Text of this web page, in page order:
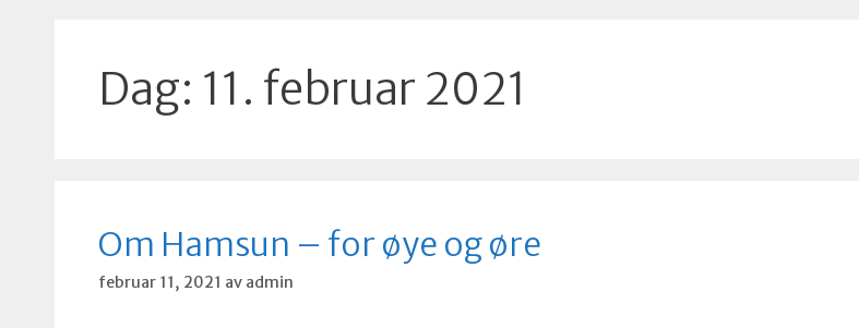
Dag: 11. februar 2021
Om Hamsun – for øye og øre
februar 11, 2021 av admin